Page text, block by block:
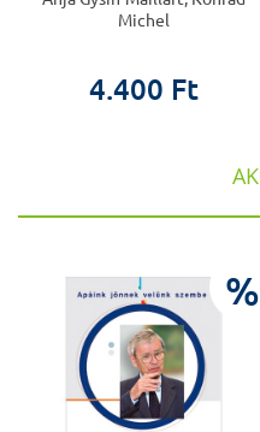
Michel
4.400 Ft
%